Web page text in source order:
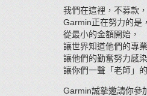
我們在這裡，不募款
Garmin 正在努力的是
從最小的金額開始，
讓世界知道他們的專
讓他們的勤奮努力感
讓你們一聲「老師」
Garmin誠摯邀請你參